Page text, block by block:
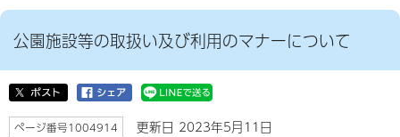
公園施設等の取扱い及び利用のマナーについて
ページ番号1004914 更新日 2023年5月11日